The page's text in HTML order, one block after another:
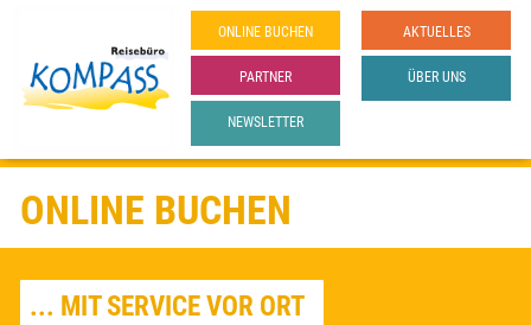
ONLINE­ BUCHEN AKTUELLES
PARTNER ÜBER UNS
NEWSLETTER
ONLINE BUCHEN
... MIT SERVICE VOR ORT